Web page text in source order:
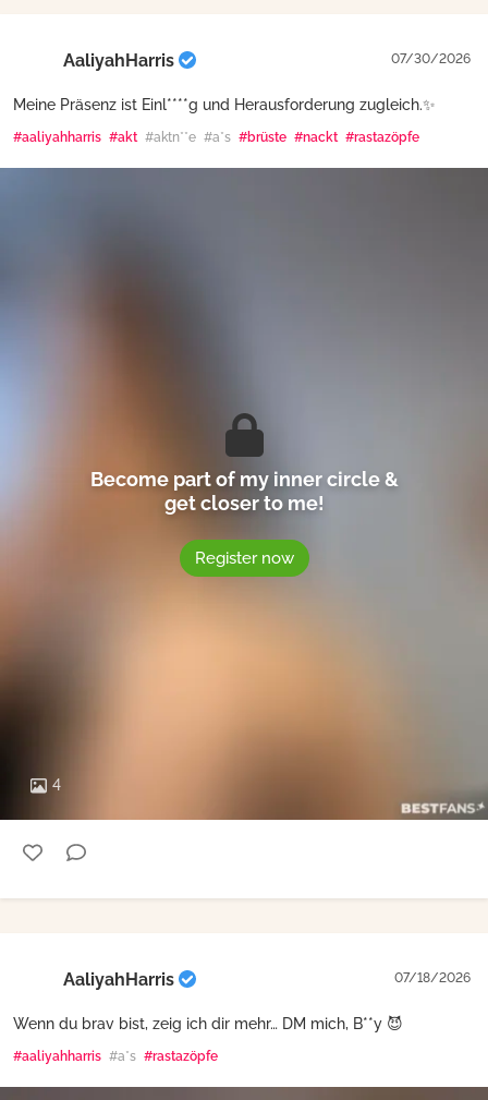
AaliyahHarris 07/30/2026
Meine Präsenz ist Einl****g und Herausforderung zugleich.✨
#aaliyahharris #akt #aktn**e #a*s #brüste #nackt #rastazöpfe
4
Become part of my inner circle &
get closer to me!
Register now
AaliyahHarris 07/18/2026
Wenn du brav bist, zeig ich dir mehr… DM mich, B**y 😈
#aaliyahharris #a*s #rastazöpfe